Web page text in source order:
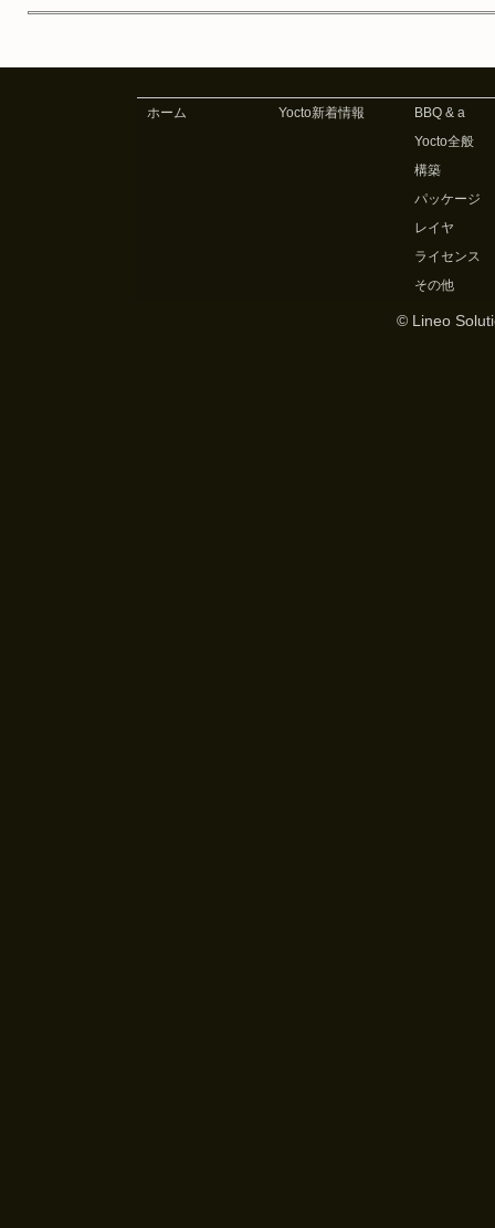
ホーム Yocto新着情報
BBQ & a
Yocto全般
構築
パッケージ
レイヤ
ライセンス
その他
© Lineo